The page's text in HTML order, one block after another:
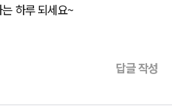
하루 되세요~
답글 작성